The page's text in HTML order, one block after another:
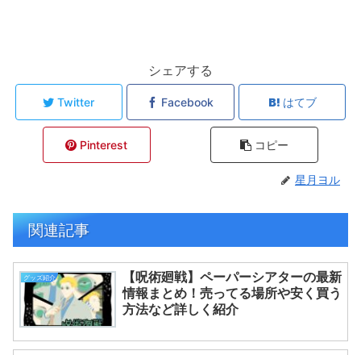
シェアする
Twitter Facebook はてブ
Pinterest コピー
星月ヨル
関連記事
グッズ紹介
【呪術廻戦】ペーパーシアターの最新
情報まとめ！売ってる場所や安く買う
方法など詳しく紹介